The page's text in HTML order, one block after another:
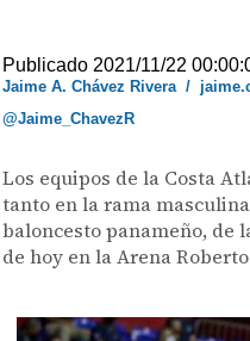
Publicado 2021/11/22
Jaime A. Chávez Rivera/
@Jaime_ChavezR
Los equipos de la Costa
tanto en la rama
baloncesto panameño, de
de hoy en la Arena